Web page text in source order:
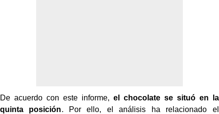
De acuerdo con este informe, el chocolate se situó en la
quinta posición. Por ello, el análisis ha relacionado el